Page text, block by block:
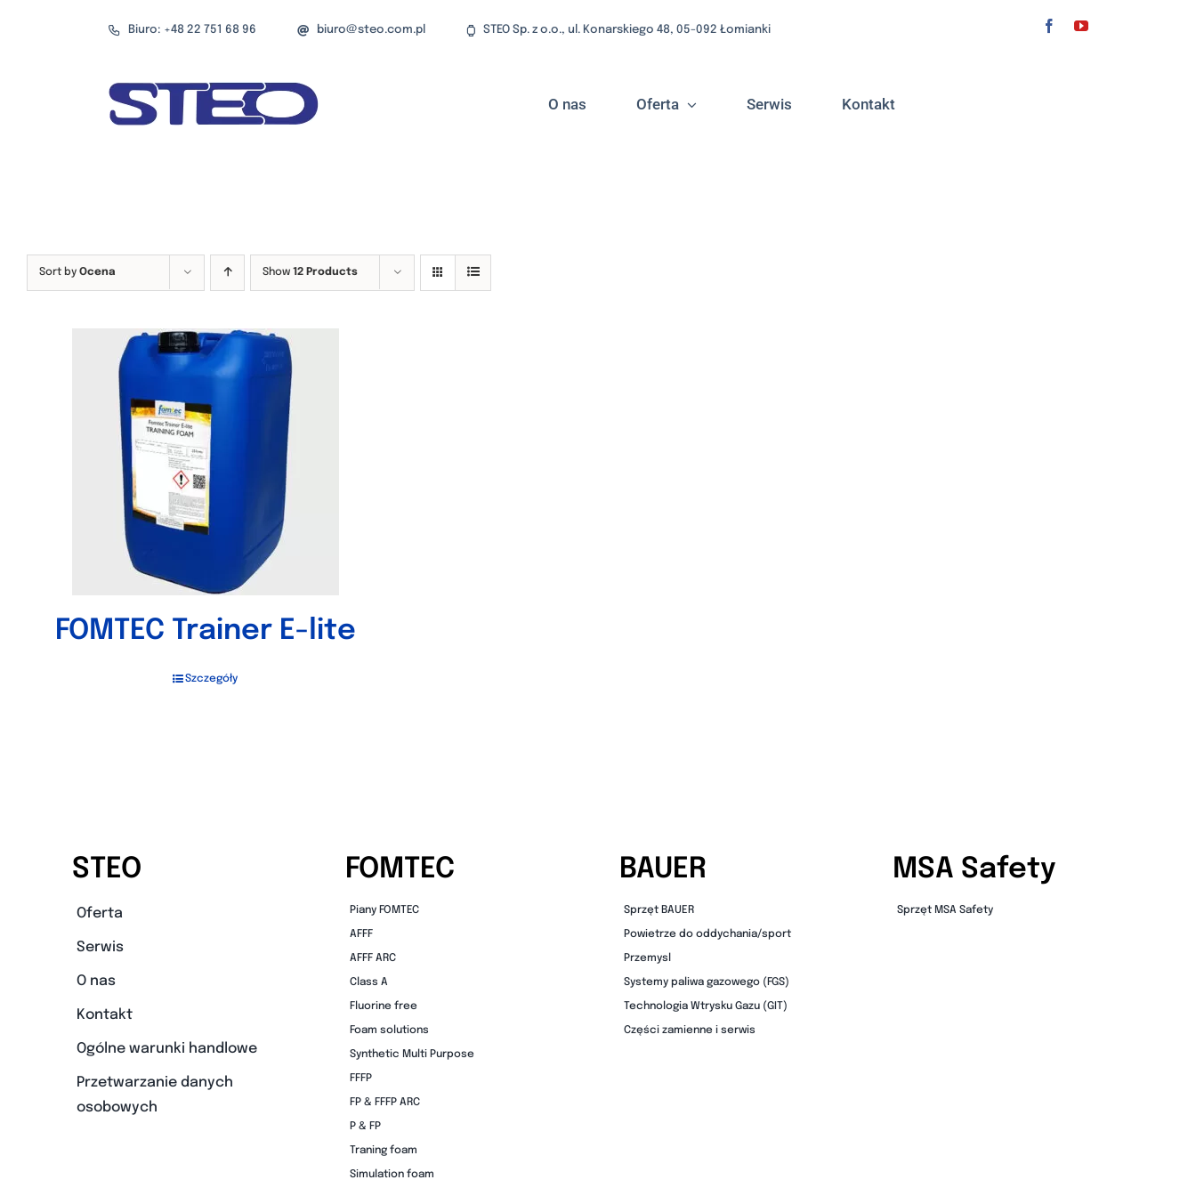
Biuro: +48 22 751 68 96 biuro@steo.com.pl STEO Sp. z o.o., ul. Konarskiego 48, 05-092 Łomianki
O nas Oferta Serwis Kontakt
Sort by Ocena Show 12 Products
FOMTEC Trainer E-lite
Szczegóły
STEO
Oferta
Serwis
O nas
Kontakt
Ogólne warunki handlowe
Przetwarzanie danych
osobowych
FOMTEC
Piany FOMTEC
AFFF
AFFF ARC
Class A
Fluorine free
Foam solutions
Synthetic Multi Purpose
FFFP
FP & FFFP ARC
P & FP
Traning foam
Simulation foam
BAUER
Sprzęt BAUER
Powietrze do oddychania/sport
Przemysl
Systemy paliwa gazowego (FGS)
Technologia Wtrysku Gazu (GIT)
Części zamienne i serwis
MSA Safety
Sprzęt MSA Safety